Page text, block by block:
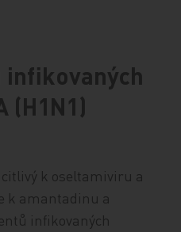
infikovaných
(H1N1)
k oseltamiviru a
k amantadinu a
infikovaných